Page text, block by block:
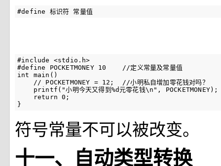
#define 标识符 常量值
#include <stdio.h>
#define POCKETMONEY 10    //定义常量及常量值
int main()
    // POCKETMONEY = 12;  //小明私自增加零花钱对吗？
    printf("小明今天又得到%d元零花钱\n", POCKETMONEY);
    return 0;
}
符号常量不可以被改变。
十一、自动类型转换